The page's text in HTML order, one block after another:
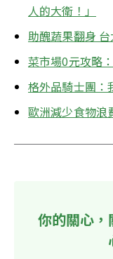
人的大衛！」
助醜蔬果翻身
菜市場0元攻略
格外品騎士團：
歐洲減少食物浪
你的關心